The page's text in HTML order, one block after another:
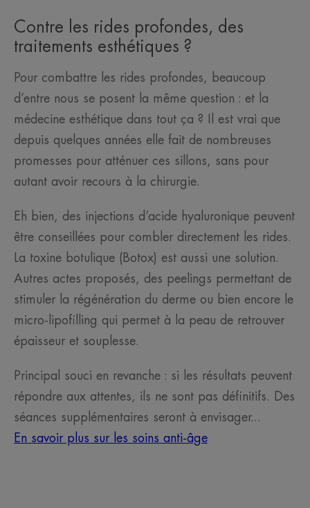
Contre les rides profondes, des
traitements esthétiques ?
Pour combattre les rides profondes, beaucoup
d’entre nous se posent la même question : et la
médecine esthétique dans tout ça ? Il est vrai que
depuis quelques années elle fait de nombreuses
promesses pour atténuer ces sillons, sans pour
autant avoir recours à la chirurgie.
Eh bien, des injections d’acide hyaluronique peuvent
être conseillées pour combler directement les rides.
La toxine botulique (Botox) est aussi une solution.
Autres actes proposés, des peelings permettant de
stimuler la régénération du derme ou bien encore le
micro-lipofilling qui permet à la peau de retrouver
épaisseur et souplesse.
Principal souci en revanche : si les résultats peuvent
répondre aux attentes, ils ne sont pas définitifs. Des
séances supplémentaires seront à envisager...
En savoir plus sur les soins anti-âge